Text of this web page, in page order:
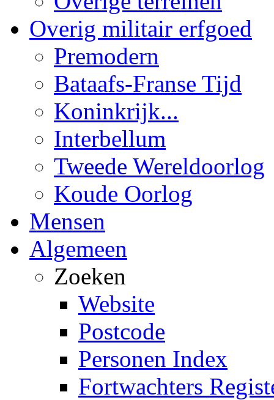
Overig militair erfgoed
Premodern
Bataafs-Franse Tijd
Koninkrijk...
Interbellum
Tweede Wereldoorlog
Koude Oorlog
Mensen
Algemeen
Zoeken
Website
Postcode
Personen Index
Fortwachters